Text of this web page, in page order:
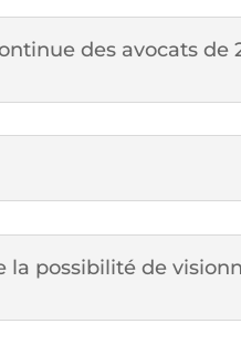
des avocats de
la possibilité de